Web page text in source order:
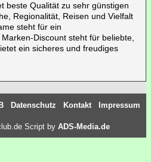
beste Qualität zu sehr günstigen
Regionalität, Reisen und Vielfalt
steht für ein
Discount steht für beliebte,
ein sicheres und freudiges
Datenschutz Kontakt Impressum
Script by ADS-Media.de